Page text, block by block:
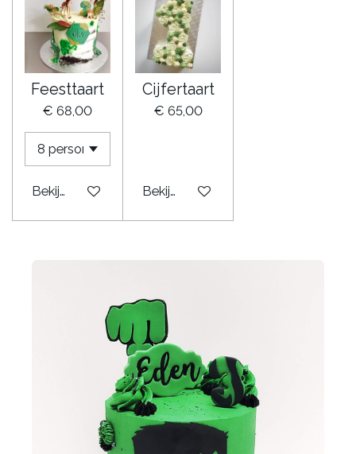
Feesttaart
€ 68,00
Bekijk details
Cijfertaart
€ 65,00
Bekijk details